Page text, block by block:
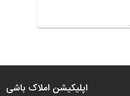
اپلیکیشن املاک باشی